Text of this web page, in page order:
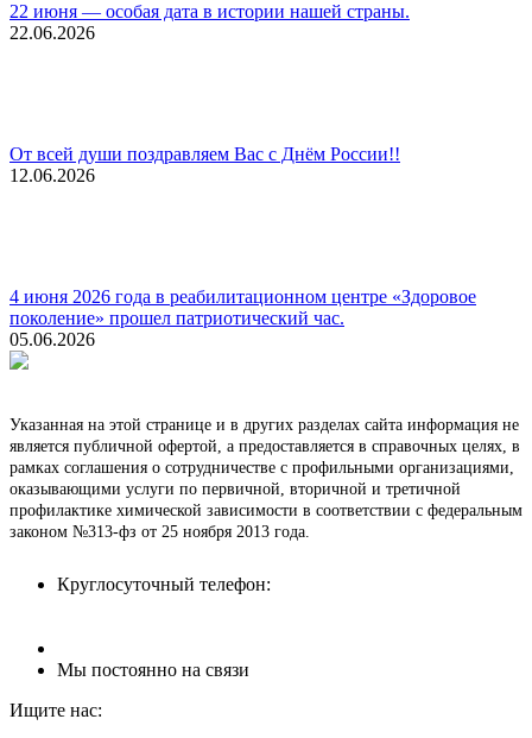
22 июня — особая дата в истории нашей страны.
22.06.2026
От всей души поздравляем Вас с Днём России!!
12.06.2026
4 июня 2026 года в реабилитационном центре «Здоровое
поколение» прошел патриотический час.
05.06.2026
Указанная на этой странице и в других разделах сайта информация не
является публичной офертой, а предоставляется в справочных целях, в
рамках соглашения о сотрудничестве с профильными организациями,
оказывающими услуги по первичной, вторичной и третичной
профилактике химической зависимости в соответствии с федеральным
законом №313-фз от 25 ноября 2013 года.
Круглосуточный телефон:
Мы постоянно на связи
Ищите нас: